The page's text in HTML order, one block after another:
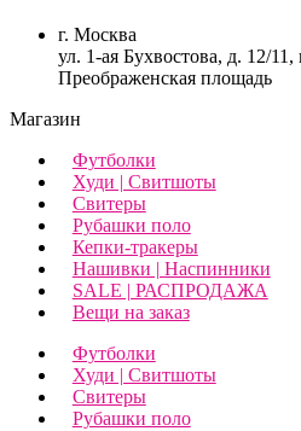
г. Москва
ул. 1-ая Бухвостова, д. 12/11,
Преображенская площадь
Магазин
Футболки
Худи | Свитшоты
Свитеры
Рубашки поло
Кепки-тракеры
Нашивки | Наспинники
SALE | РАСПРОДАЖА
Вещи на заказ
Футболки
Худи | Свитшоты
Свитеры
Рубашки поло